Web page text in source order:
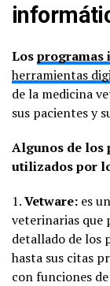
Losprogramas
herramientas
de la medicina
sus pacientes y
Algunos de los
utilizados por
1.Vetware: es
veterinarias que
detallado de los
hasta sus citas
con funciones